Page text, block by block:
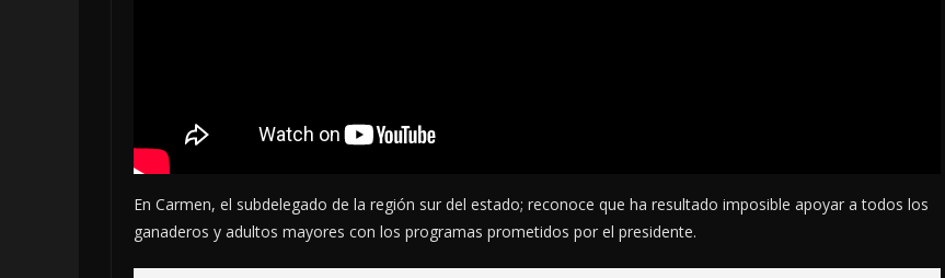
En Carmen, el subdelegado de la región sur del estado; reconoce que ha resultado imposible apoyar a todos los
ganaderos y adultos mayores con los programas prometidos por el presidente.